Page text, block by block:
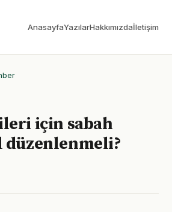
AnasayfaYazılarHakkımızdaİletişim
için sabah
düzenlenmeli?